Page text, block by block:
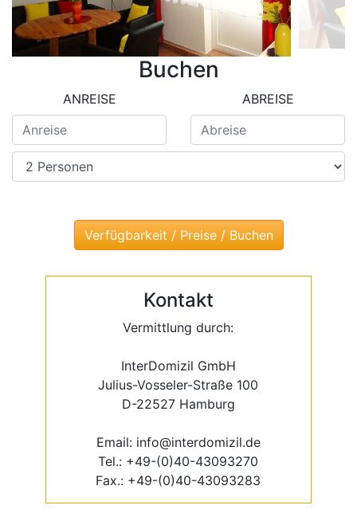
Buchen
ANREISE ABREISE
Kontakt
Vermittlung durch:
InterDomizil GmbH
Julius-Vosseler-Straße 100
D-22527 Hamburg
Email: info@interdomizil.de
Tel.: +49-(0)40-43093270
Fax.: +49-(0)40-43093283